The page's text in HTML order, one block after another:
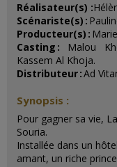
Réalisateur(s) :
Scénariste(s) :
Producteur(s) :
Casting : Malou
Kassem Al Khoja.
Distributeur:Ad
Synopsis :
Pour gagner sa vie,
Souria.
Installée dans un
amant, un riche